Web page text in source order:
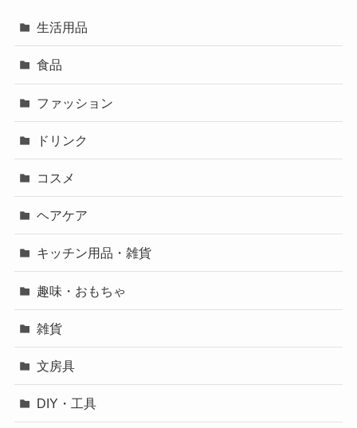
生活用品
食品
ファッション
ドリンク
コスメ
ヘアケア
キッチン用品・雑貨
趣味・おもちゃ
雑貨
文房具
DIY・工具